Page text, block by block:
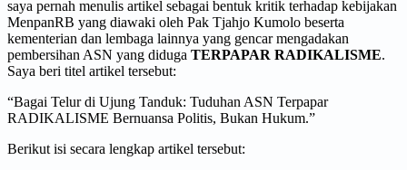
saya pernah menulis artikel sebagai bentuk kritik terhadap kebijakan
MenpanRB yang diawaki oleh Pak Tjahjo Kumolo beserta
kementerian dan lembaga lainnya yang gencar mengadakan
pembersihan ASN yang diduga TERPAPAR RADIKALISME.
Saya beri titel artikel tersebut:
“Bagai Telur di Ujung Tanduk: Tuduhan ASN Terpapar
RADIKALISME Bernuansa Politis, Bukan Hukum.”
Berikut isi secara lengkap artikel tersebut: